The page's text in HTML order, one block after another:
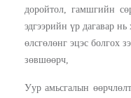
доройтол, гамшгийн
эдгээрийн үр дагавар
өлсгөлөнг эцэс болгох
зөвшөөрч,
Уур амьсгалын